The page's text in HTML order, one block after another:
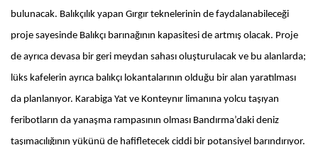
bulunacak. Balıkçılık yapan Gırgır teknelerinin de faydalanabileceği
proje sayesinde Balıkçı barınağının kapasitesi de artmış olacak. Proje
de ayrıca devasa bir geri meydan sahası oluşturulacak ve bu alanlarda;
lüks kafelerin ayrıca balıkçı lokantalarının olduğu bir alan yaratılması
da planlanıyor. Karabiga Yat ve Konteynır limanına yolcu taşıyan
feribotların da yanaşma rampasının olması Bandırma’daki deniz
taşımacılığının yükünü de hafifletecek ciddi bir potansiyel barındırıyor.